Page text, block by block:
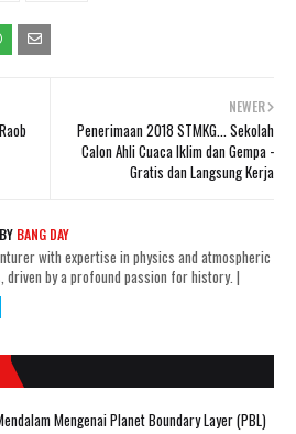
NEWER
Penerimaan 2018 STMKG... Sekolah
Calon Ahli Cuaca Iklim dan Gempa -
Gratis dan Langsung Kerja
BANG DAY
with expertise in physics and atmospheric
driven by a profound passion for history. |
Mengenai Planet Boundary Layer (PBL)